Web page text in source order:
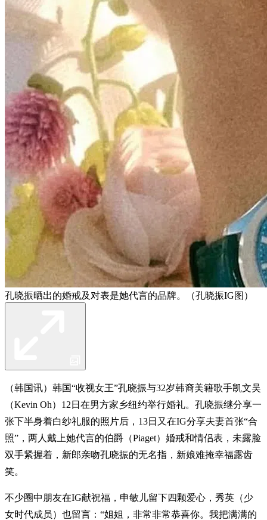
孔晓振晒出的婚戒及对表是她代言的品牌。（孔晓振IG图）
（韩国讯）韩国“收视女王”孔晓振与32岁韩裔美籍歌手凯文吴
（Kevin Oh）12日在男方家乡纽约举行婚礼。孔晓振继分享一
张下半身着白纱礼服的照片后，13日又在IG分享夫妻首张“合
照”，两人戴上她代言的伯爵（Piaget）婚戒和情侣表，未露脸
双手紧握着，新郎亲吻孔晓振的无名指，新娘难掩幸福露齿
笑。
不少圈中朋友在IG献祝福，申敏儿留下四颗爱心，秀英（少
女时代成员）也留言：“姐姐，非常非常恭喜你。我把满满的